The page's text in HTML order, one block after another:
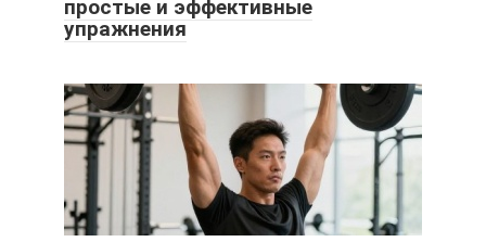
простые и эффективные
упражнения